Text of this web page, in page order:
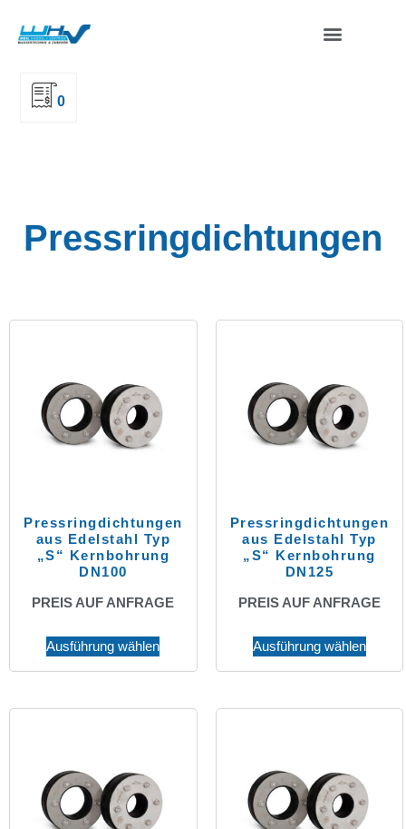
0
Pressringdichtungen
Pressringdichtungen
aus Edelstahl Typ
„S“ Kernbohrung
DN100
PREIS AUF ANFRAGE
Ausführung wählen
Pressringdichtungen
aus Edelstahl Typ
„S“ Kernbohrung
DN125
PREIS AUF ANFRAGE
Ausführung wählen